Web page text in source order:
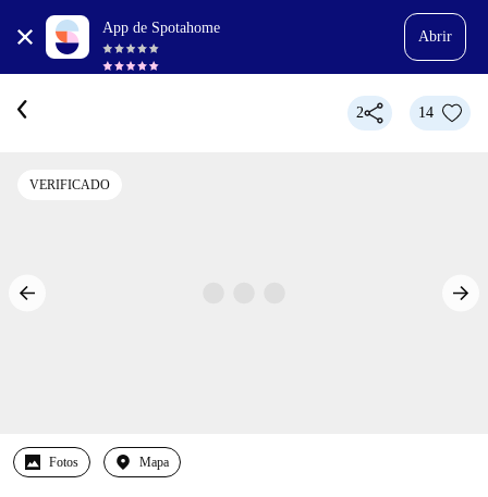
App de Spotahome
Abrir
2 14
VERIFICADO
Fotos Mapa